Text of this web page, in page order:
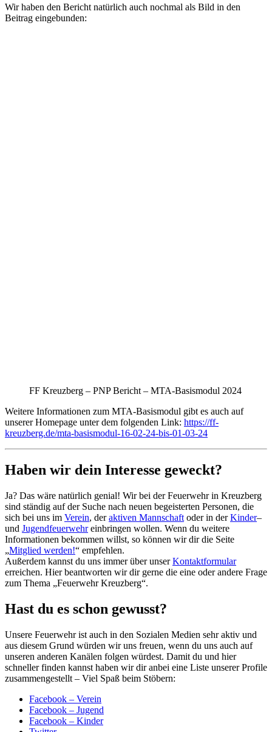
Wir haben den Bericht natürlich auch nochmal als Bild in den
Beitrag eingebunden:
FF Kreuzberg – PNP Bericht – MTA-Basismodul 2024
Weitere Informationen zum MTA-Basismodul gibt es auch auf
unserer Homepage unter dem folgenden Link: https://ff-
kreuzberg.de/mta-basismodul-16-02-24-bis-01-03-24
Haben wir dein Interesse geweckt?
Ja? Das wäre natürlich genial! Wir bei der Feuerwehr in Kreuzberg
sind ständig auf der Suche nach neuen begeisterten Personen, die
sich bei uns im Verein, deraktiven Mannschaft oder in derKinder–
und Jugendfeuerwehreinbringen wollen. Wenn du weitere
Informationen bekommen willst, so können wir dir die Seite
„Mitglied werden!“ empfehlen.
Außerdem kannst du uns immer über unserKontaktformular
erreichen. Hier beantworten wir dir gerne die eine oder andere Frage
zum Thema „Feuerwehr Kreuzberg“.
Hast du es schon gewusst?
Unsere Feuerwehr ist auch in den Sozialen Medien sehr aktiv und
aus diesem Grund würden wir uns freuen, wenn du uns auch auf
unseren anderen Kanälen folgen würdest. Damit du und hier
schneller finden kannst haben wir dir anbei eine Liste unserer Profile
zusammengestellt – Viel Spaß beim Stöbern:
Facebook – Verein
Facebook – Jugend
Facebook – Kinder